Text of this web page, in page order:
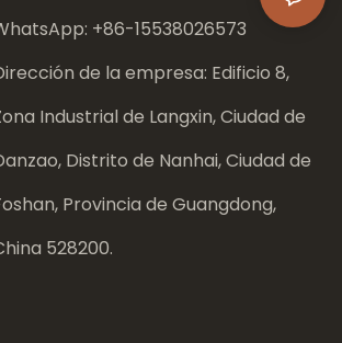
+86-15538026573
de la empresa: Edificio 8,
Industrial de Langxin, Ciudad de
Distrito de Nanhai, Ciudad de
Provincia de Guangdong,
528200.